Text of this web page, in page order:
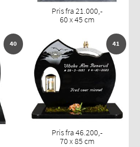
Pris fra 21.000,-
60 x 45 cm
40 41
Pris fra 46.200,-
70 x 85 cm